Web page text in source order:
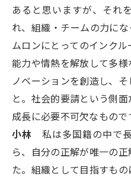
あると思いますが、それ
れ、組織・チームの力に
ムロンにとってのインク
能力や情熱を解放して多
ノベーションを創造し、
と。社会的要請という側
成長に必要不可欠なもので
小林 私は多国籍の中で
ら、自分の正解が唯一の
た。組織として目指すも